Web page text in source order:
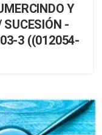
Y
-
3 ((012054-